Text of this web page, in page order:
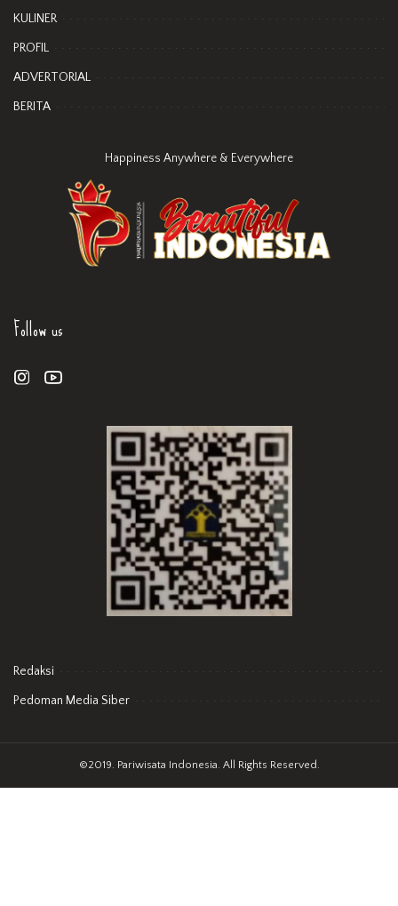
KULINER
PROFIL
ADVERTORIAL
BERITA
Happiness Anywhere & Everywhere
Follow us
Redaksi
Pedoman Media Siber
©2019. Pariwisata Indonesia. All Rights Reserved.